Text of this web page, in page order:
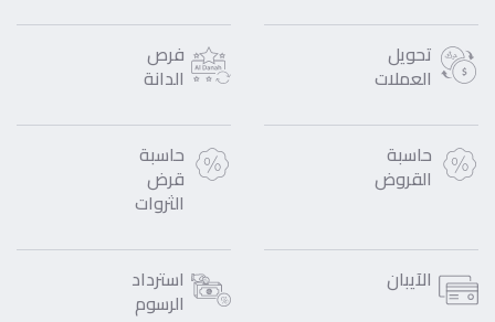
تحويل
العملات
فرص
الدانة
حاسبة
القروض
حاسبة
قرض
الثروات
الآيبان استرداد
الرسوم